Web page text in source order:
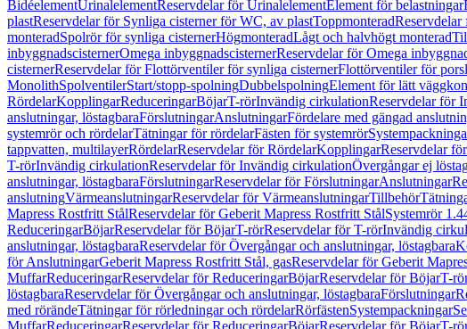
BidéelementUrinalelementReservdelar för UrinalelementElement för belastningar
plastReservdelar för Synliga cisterner för WC, av plastToppmonteradReservdelar
monteradSpolrör för synliga cisternerHögmonteradLågt och halvhögt monterad
inbyggnadscisternerOmega inbyggnadscisternerReservdelar för Omega
cisternerReservdelar för Flottörventiler för synliga cisternerFlottörventiler för
MonolithSpolventilerStart/stopp-spolningDubbelspolningElement för lätt
RördelarKopplingarReduceringarBöjarT-rörInvändig cirkulationReservdelar för
anslutningar, löstagbaraFörslutningarAnslutningarFördelare med gängad
systemrör och rördelarTätningar för rördelarFästen för systemrör
tappvatten, multilayerRördelarReservdelar för RördelarKopplingarReservdelar
T-rörInvändig cirkulationReservdelar för Invändig cirkulationÖvergångar ej
anslutningar, löstagbaraFörslutningarReservdelar för FörslutningarAnslutningar
anslutningVärmeanslutningarReservdelar för VärmeanslutningarTillbehör
Mapress Rostfritt StålReservdelar för Geberit Mapress Rostfritt StålSystemrör
ReduceringarBöjarReservdelar för BöjarT-rörReservdelar för T-rörInvändig
anslutningar, löstagbaraReservdelar för Övergångar och anslutningar, löstagbara
för AnslutningarGeberit Mapress Rostfritt Stål, gasReservdelar för Geberit
MuffarReduceringarReservdelar för ReduceringarBöjarReservdelar för BöjarT-
löstagbaraReservdelar för Övergångar och anslutningar, löstagbaraFörslutningar
med rörändeTätningar för rörledningar och rördelarRörfästenSystempackningar
MuffarReduceringarReservdelar för ReduceringarBöjarReservdelar för BöjarT-